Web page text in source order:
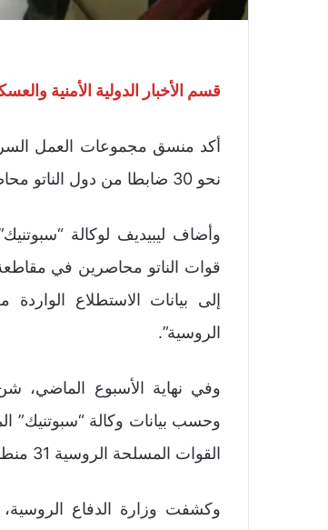
قسم الأخبار الدولية الأمنية والعسكرية 16-
أكد منسق مجموعات العمل السري
نحو 30 ضابطا من دول الناتو محاصرون في مقاطعة كورسك.
قوات الناتو محاصرين في
إلى بيانات الاستطلاع
الروسية”.
وفي نهاية الأسبوع
وحسب بيانات وكالة “سبوتنيك”
القوات المسلحة الروسية 31 منطفة، وفقدت القوات المسلحة الأوكرانية أكثر من ألفي عسكري.